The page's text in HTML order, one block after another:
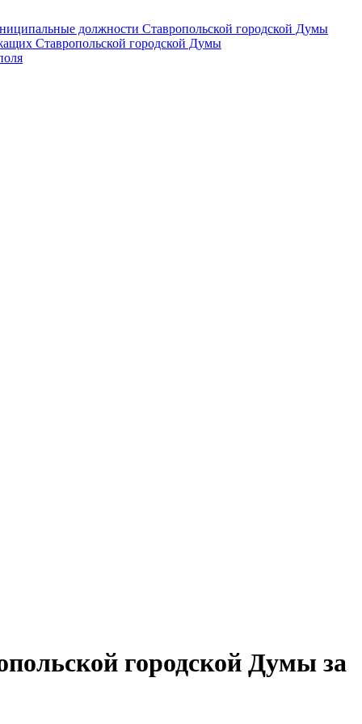
должности Ставропольской городской Думы
Ставропольской городской Думы
городской Думы за